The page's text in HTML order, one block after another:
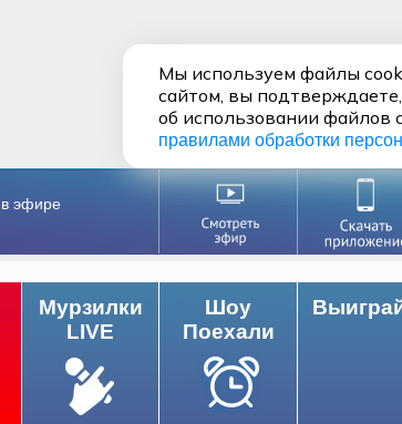
эфире
Мурзилки
LIVE
Шоу
Поехали
Мы используем файлы
сайтом, вы
об использовании файлов
правилами обработки